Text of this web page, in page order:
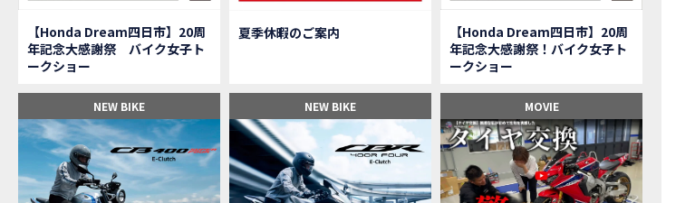
【バイク女子】急遽、愛車とお別れ…ついにあのバイクに乗
MOVIE 【バイク女子】オイル交換だけのつもりが、まさかのアレ
【Honda Dream 鈴鹿２０周年記念大感謝祭】 多くの方の
【CB650R E-Clutch】X-ADVでDCTに5年乗った私が素直に
MOVIE 【カブでアクセル全開】女性ライダーで耐久レース参戦
MOVIE 【新型X-ADV】最初のカスタムはこれ！ガラスコーティン
MOVIE 【納車】新型X-ADV初走行！3台乗り継いだ私の素直な感想
三重県下 Honda Dream4店舗にて新春キャンペーンを開催
MOVIE 【速報】2025年モデルHonda X-ADV契約しました！新型の
【Honda Dream四日市】20周
年記念大感謝祭 バイク女子ト
ークショー
夏季休暇のご案内
【Honda Dream四日市】20周
年記念大感謝祭！バイク女子ト
ークショー
NEW BIKE NEW BIKE MOVIE